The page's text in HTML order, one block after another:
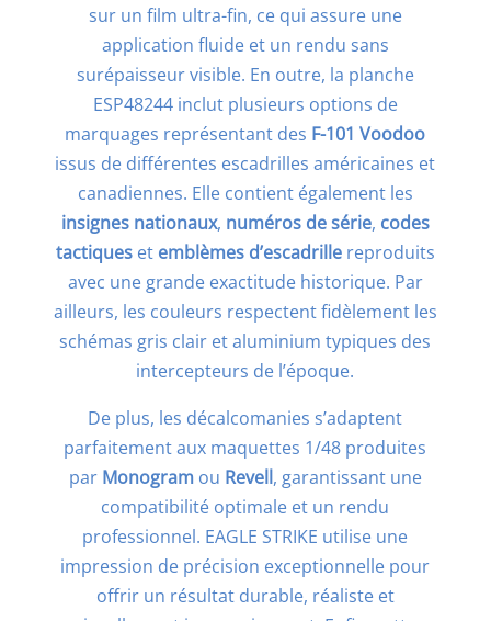
sur un film ultra-fin, ce qui assure une
application fluide et un rendu sans
surépaisseur visible. En outre, la planche
ESP48244 inclut plusieurs options de
marquages représentant des F-101 Voodoo
issus de différentes escadrilles américaines et
canadiennes. Elle contient également les
insignes nationaux, numéros de série, codes
tactiqueset emblèmes d’escadrillereproduits
avec une grande exactitude historique. Par
ailleurs, les couleurs respectent fidèlement les
schémas gris clair et aluminium typiques des
intercepteurs de l’époque.
De plus, les décalcomanies s’adaptent
parfaitement aux maquettes 1/48 produites
par Monogramou Revell, garantissant une
compatibilité optimale et un rendu
professionnel. EAGLE STRIKE utilise une
impression de précision exceptionnelle pour
offrir un résultat durable, réaliste et